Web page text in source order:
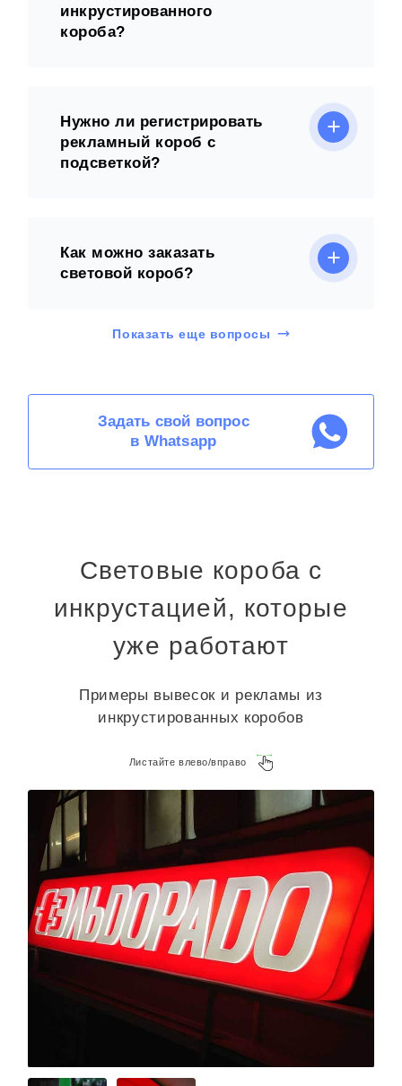
инкрустированного
короба?
Нужно ли регистрировать
рекламный короб с
подсветкой?
Как можно заказать
световой короб?
Показать еще вопросы
Задать свой вопрос
в Whatsapp
Световые короба с
инкрустацией, которые
уже работают
Примеры вывесок и рекламы из
инкрустированных коробов
Листайте влево/вправо